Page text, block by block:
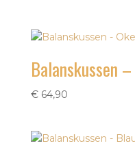
Balanskussen
€64,90